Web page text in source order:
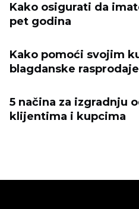
Kako osigurati da
pet godina
Kako pomoći svojim
blagdanske rasprodaje
5 načina za izgradnju
klijentima i kupcima